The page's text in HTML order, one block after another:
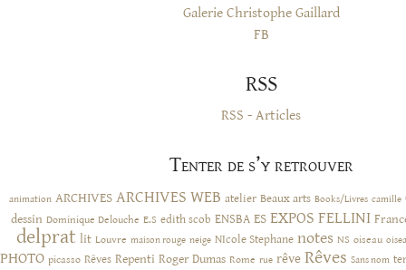
Galerie Christophe Gaillard
FB
RSS
RSS - Articles
Tenter de s’y retrouver
animation ARCHIVES ARCHIVES WEB atelier Beaux arts Books/Livres camille
dessin Dominique Delouche E.S edith scob ENSBA ES EXPOS FELLINI
delprat lit Louvre maison rouge neige NIcole Stephane notes NS oiseau
PHOTO picasso Rêves Repenti Roger Dumas Rome rue rêve Rêves Sans nom